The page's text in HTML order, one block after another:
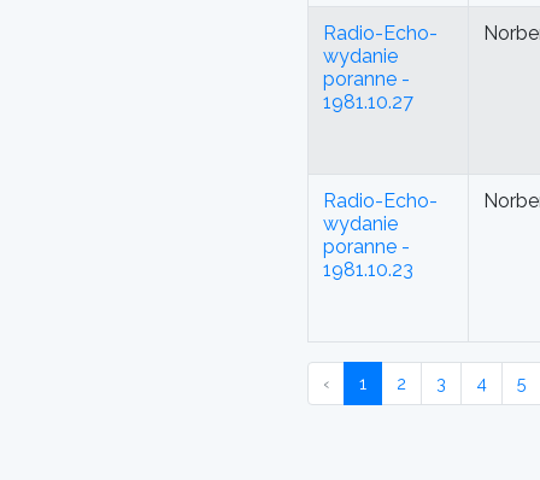
Radio-Echo-
wydanie
poranne -
1981.10.27
Radio-Echo-
wydanie
poranne -
1981.10.23
‹ 1 2 3 4 5